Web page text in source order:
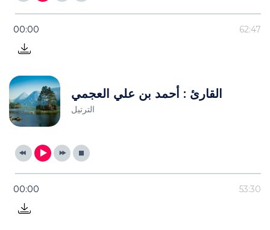
00:00 62:47
القارئ : أحمد بن علي العجمي
الترتيل
00:00 53:30